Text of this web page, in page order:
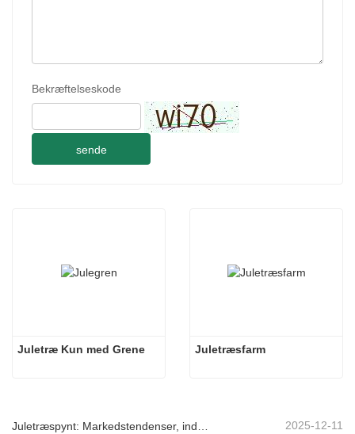
Bekræftelseskode
sende
Juletræ Kun med Grene Juletræsfarm
Juletræspynt: Markedstendenser, indsigt i forsyningskæden og indkøbsguide 2025 2025-12-11